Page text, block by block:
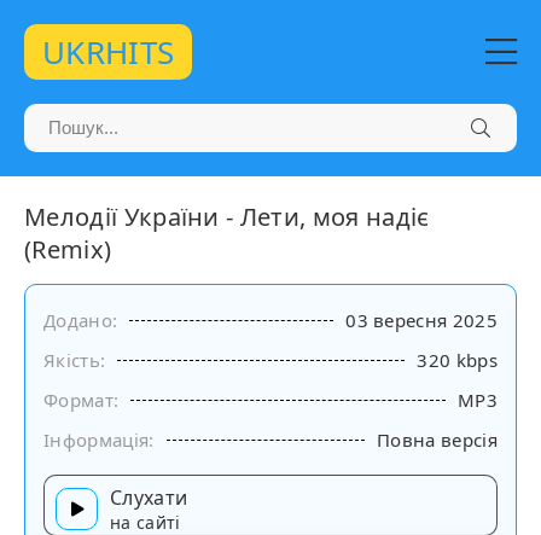
UKRHITS
Мелодії України - Лети, моя надіє
(Remix)
Додано:
03 вересня 2025
Якість:
320 kbps
Формат:
MP3
Інформація:
Повна версія
Слухати
на сайті